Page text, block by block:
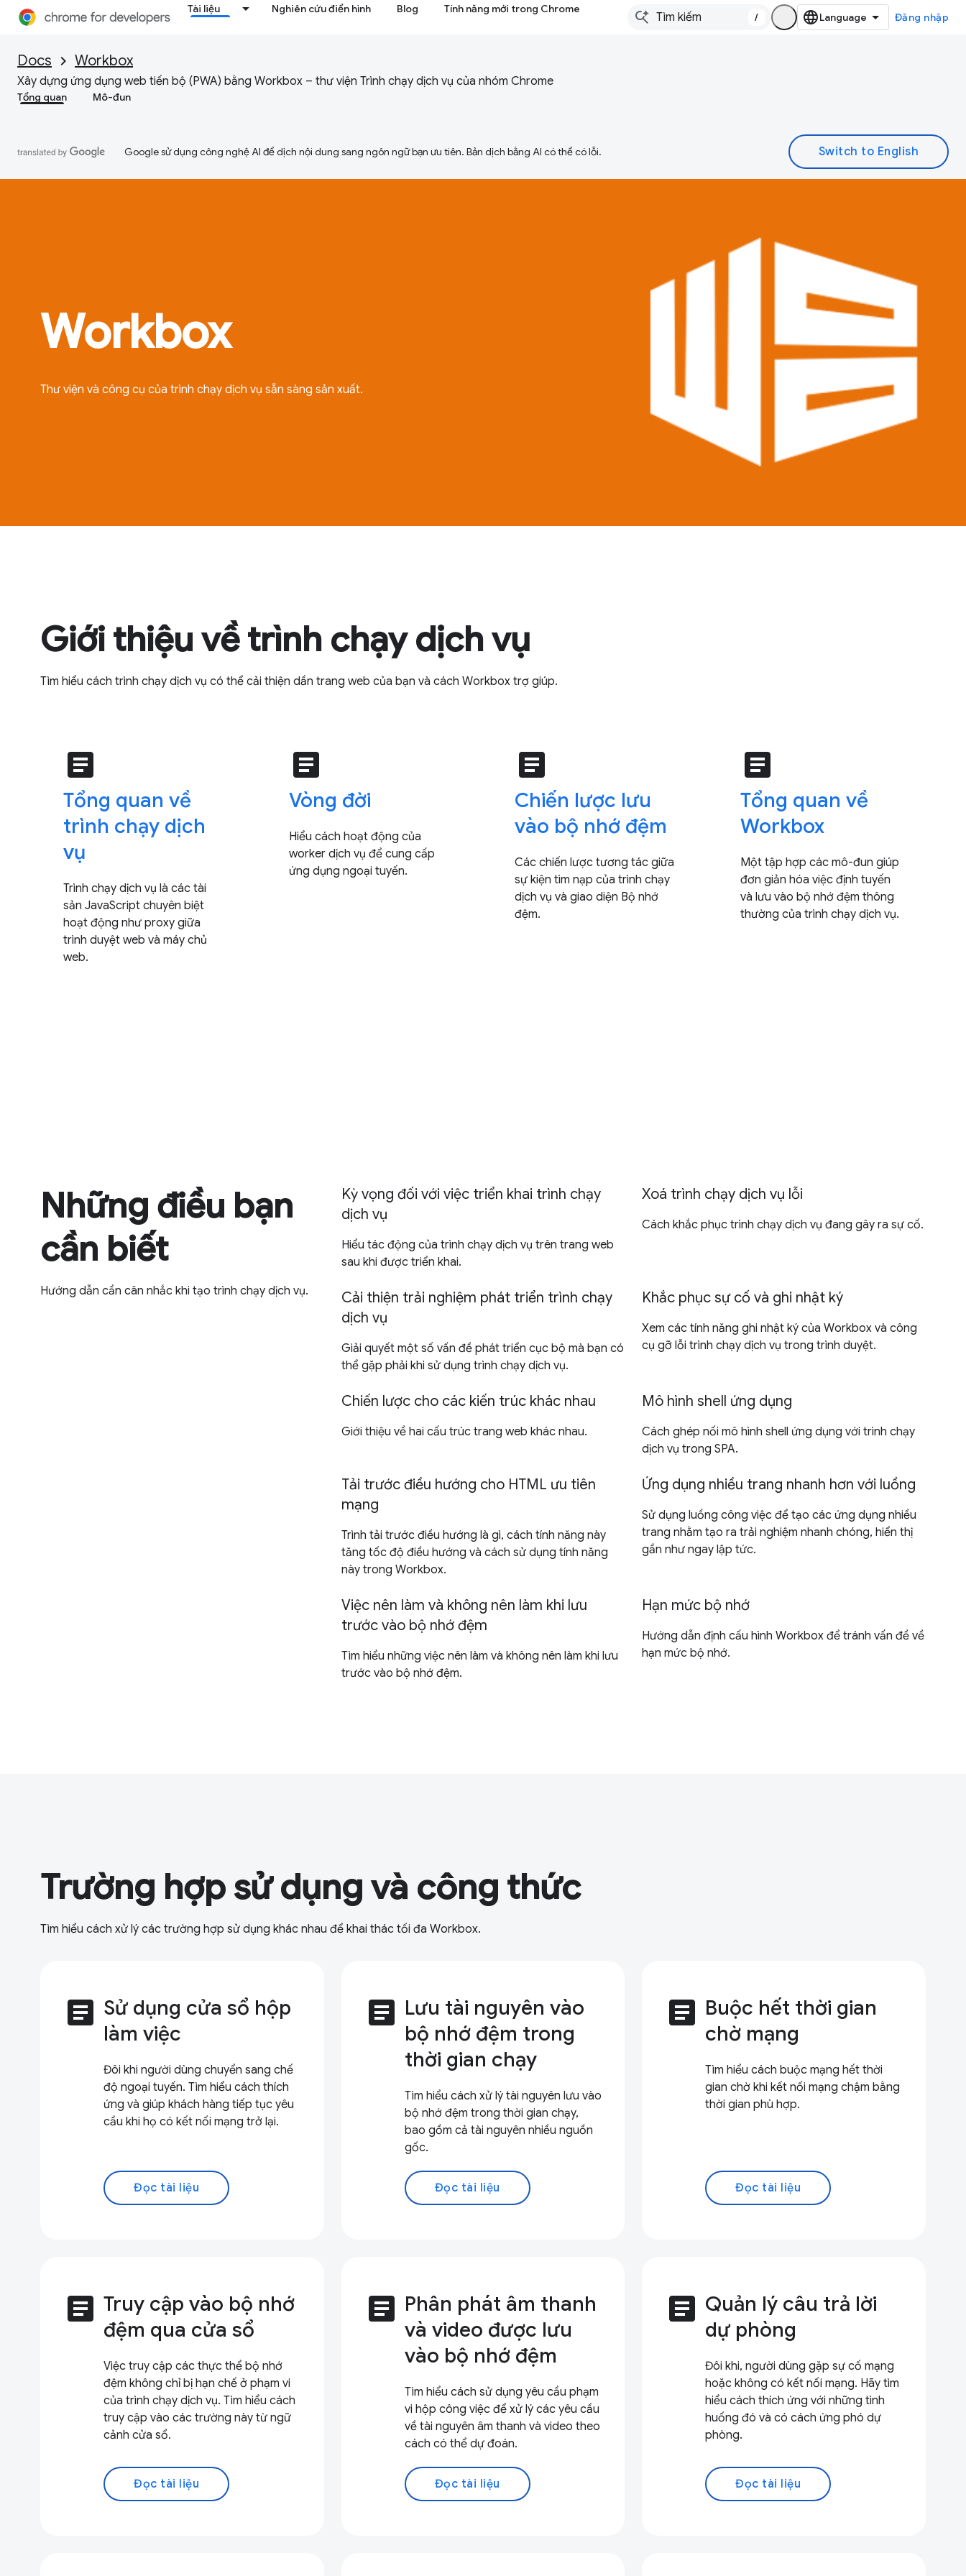
Tài liệu Nghiên cứu điển hình Blog Tính năng mới trong Chrome
/ Đăng nhập
Docs Workbox
Xây dựng ứng dụng web tiến bộ (PWA) bằng Workbox – thư viện Trình chạy dịch vụ của nhóm Chrome
Tổng quan Mô-đun
Google sử dụng công nghệ AI để dịch nội dung sang ngôn ngữ bạn ưu tiên. Bản dịch bằng AI có thể có lỗi.
Workbox
Thư viện và công cụ của trình chạy dịch vụ sẵn sàng sản xuất.
Giới thiệu về trình chạy dịch vụ
Tìm hiểu cách trình chạy dịch vụ có thể cải thiện dần trang web của bạn và cách Workbox trợ giúp.
article
Tổng quan về
trình chạy dịch
vụ
Trình chạy dịch vụ là các tài
sản JavaScript chuyên biệt
hoạt động như proxy giữa
trình duyệt web và máy chủ
web.
article
Vòng đời
Hiểu cách hoạt động của
worker dịch vụ để cung cấp
ứng dụng ngoại tuyến.
article
Chiến lược lưu
vào bộ nhớ đệm
Các chiến lược tương tác giữa
sự kiện tìm nạp của trình chạy
dịch vụ và giao diện Bộ nhớ
đệm.
article
Tổng quan về
Workbox
Một tập hợp các mô-đun giúp
đơn giản hóa việc định tuyến
và lưu vào bộ nhớ đệm thông
thường của trình chạy dịch vụ.
Những điều bạn
cần biết
Hướng dẫn cần cân nhắc khi tạo trình chạy dịch vụ.
Kỳ vọng đối với việc triển khai trình chạy
dịch vụ
Hiểu tác động của trình chạy dịch vụ trên trang web
sau khi được triển khai.
Xoá trình chạy dịch vụ lỗi
Cách khắc phục trình chạy dịch vụ đang gây ra sự cố.
Cải thiện trải nghiệm phát triển trình chạy
dịch vụ
Giải quyết một số vấn đề phát triển cục bộ mà bạn có
thể gặp phải khi sử dụng trình chạy dịch vụ.
Khắc phục sự cố và ghi nhật ký
Xem các tính năng ghi nhật ký của Workbox và công
cụ gỡ lỗi trình chạy dịch vụ trong trình duyệt.
Chiến lược cho các kiến trúc khác nhau
Giới thiệu về hai cấu trúc trang web khác nhau.
Mô hình shell ứng dụng
Cách ghép nối mô hình shell ứng dụng với trình chạy
dịch vụ trong SPA.
Tải trước điều hướng cho HTML ưu tiên
mạng
Trình tải trước điều hướng là gì, cách tính năng này
tăng tốc độ điều hướng và cách sử dụng tính năng
này trong Workbox.
Ứng dụng nhiều trang nhanh hơn với luồng
Sử dụng luồng công việc để tạo các ứng dụng nhiều
trang nhằm tạo ra trải nghiệm nhanh chóng, hiển thị
gần như ngay lập tức.
Việc nên làm và không nên làm khi lưu
trước vào bộ nhớ đệm
Tìm hiểu những việc nên làm và không nên làm khi lưu
trước vào bộ nhớ đệm.
Hạn mức bộ nhớ
Hướng dẫn định cấu hình Workbox để tránh vấn đề về
hạn mức bộ nhớ.
Trường hợp sử dụng và công thức
Tìm hiểu cách xử lý các trường hợp sử dụng khác nhau để khai thác tối đa Workbox.
article Sử dụng cửa sổ hộp
làm việc
Đôi khi người dùng chuyển sang chế
độ ngoại tuyến. Tìm hiểu cách thích
ứng và giúp khách hàng tiếp tục yêu
cầu khi họ có kết nối mạng trở lại.
Đọc tài liệu
article Lưu tài nguyên vào
bộ nhớ đệm trong
thời gian chạy
Tìm hiểu cách xử lý tài nguyên lưu vào
bộ nhớ đệm trong thời gian chạy,
bao gồm cả tài nguyên nhiều nguồn
gốc.
Đọc tài liệu
article Buộc hết thời gian
chờ mạng
Tìm hiểu cách buộc mạng hết thời
gian chờ khi kết nối mạng chậm bằng
thời gian phù hợp.
Đọc tài liệu
article Truy cập vào bộ nhớ
đệm qua cửa sổ
Việc truy cập các thực thể bộ nhớ
đệm không chỉ bị hạn chế ở phạm vi
của trình chạy dịch vụ. Tìm hiểu cách
truy cập vào các trường này từ ngữ
cảnh cửa sổ.
Đọc tài liệu
article Phân phát âm thanh
và video được lưu
vào bộ nhớ đệm
Tìm hiểu cách sử dụng yêu cầu phạm
vi hộp công việc để xử lý các yêu cầu
về tài nguyên âm thanh và video theo
cách có thể dự đoán.
Đọc tài liệu
article Quản lý câu trả lời
dự phòng
Đôi khi, người dùng gặp sự cố mạng
hoặc không có kết nối mạng. Hãy tìm
hiểu cách thích ứng với những tình
huống đó và có cách ứng phó dự
phòng.
Đọc tài liệu